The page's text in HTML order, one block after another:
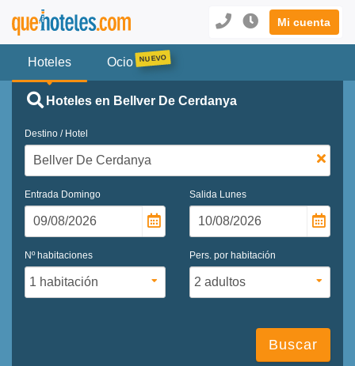
Mi cuenta
Hoteles Ocio
Hoteles en Bellver De Cerdanya
Destino / Hotel
Entrada Domingo Salida Lunes
Nº habitaciones Pers. por habitación
Buscar